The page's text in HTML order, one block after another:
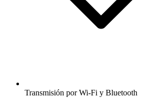
Transmisión por Wi-Fi y Bluetooth